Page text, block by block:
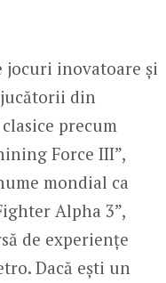
jocuri inovatoare și
din
precum
Force III”,
mondial ca
Alpha 3”,
de experiențe
Dacă ești un